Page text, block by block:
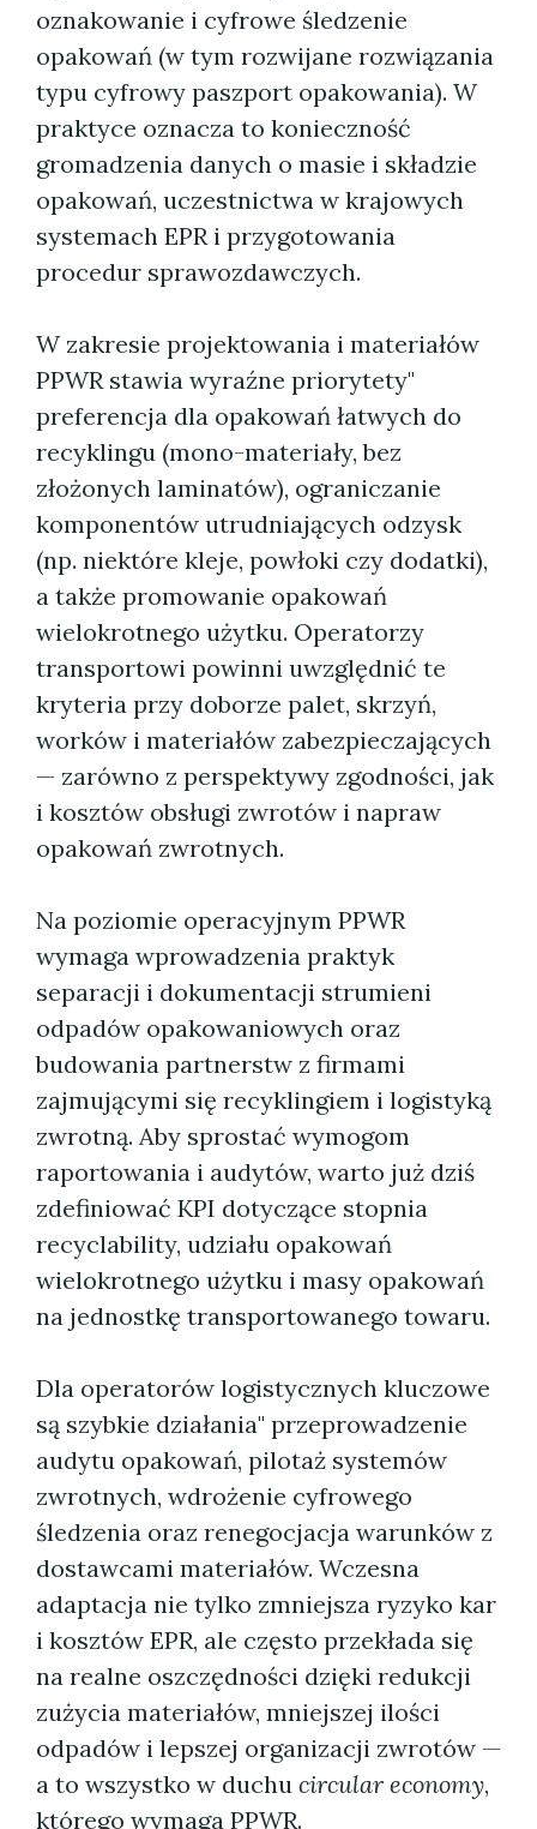
oznakowanie i cyfrowe śledzenie
opakowań (w tym rozwijane rozwiązania
typu cyfrowy paszport opakowania). W
praktyce oznacza to konieczność
gromadzenia danych o masie i składzie
opakowań, uczestnictwa w krajowych
systemach EPR i przygotowania
procedur sprawozdawczych.
W zakresie projektowania i materiałów
PPWR stawia wyraźne priorytety"
preferencja dla opakowań łatwych do
recyklingu (mono-materiały, bez
złożonych laminatów), ograniczanie
komponentów utrudniających odzysk
(np. niektóre kleje, powłoki czy dodatki),
a także promowanie opakowań
wielokrotnego użytku. Operatorzy
transportowi powinni uwzględnić te
kryteria przy doborze palet, skrzyń,
worków i materiałów zabezpieczających
— zarówno z perspektywy zgodności, jak
i kosztów obsługi zwrotów i napraw
opakowań zwrotnych.
Na poziomie operacyjnym PPWR
wymaga wprowadzenia praktyk
separacji i dokumentacji strumieni
odpadów opakowaniowych oraz
budowania partnerstw z firmami
zajmującymi się recyklingiem i logistyką
zwrotną. Aby sprostać wymogom
raportowania i audytów, warto już dziś
zdefiniować KPI dotyczące stopnia
recyclability, udziału opakowań
wielokrotnego użytku i masy opakowań
na jednostkę transportowanego towaru.
Dla operatorów logistycznych kluczowe
są szybkie działania" przeprowadzenie
audytu opakowań, pilotaż systemów
zwrotnych, wdrożenie cyfrowego
śledzenia oraz renegocjacja warunków z
dostawcami materiałów. Wczesna
adaptacja nie tylko zmniejsza ryzyko kar
i kosztów EPR, ale często przekłada się
na realne oszczędności dzięki redukcji
zużycia materiałów, mniejszej ilości
odpadów i lepszej organizacji zwrotów —
a to wszystko w duchu circular economy,
którego wymaga PPWR.